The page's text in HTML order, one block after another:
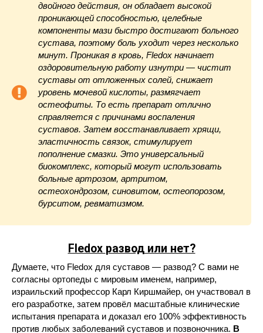
двойного действия, он обладает высокой
проникающей способностью, целебные
компоненты мази быстро достигают больного
сустава, поэтому боль уходит через несколько
минут. Проникая в кровь, Fledox начинает
оздоровительную работу изнутри — чистит
суставы от отложенных солей, снижает
уровень мочевой кислоты, размягчает
остеофиты. То есть препарат отлично
справляется с причинами воспаления
суставов. Затем восстанавливает хрящи,
эластичность связок, стимулирует
пополнение смазки. Это универсальный
биокомплекс, который могут использовать
больные артрозом, артритом,
остеохондрозом, синовитом, остеопорозом,
бурситом, ревматизмом.
Fledox развод или нет?
Думаете, что Fledox для суставов — развод? С вами не
согласны ортопеды с мировым именем, например,
израильский профессор Карл Киршмайер, он участвовал в
его разработке, затем провёл масштабные клинические
испытания препарата и доказал его 100% эффективность
против любых заболеваний суставов и позвоночника. В